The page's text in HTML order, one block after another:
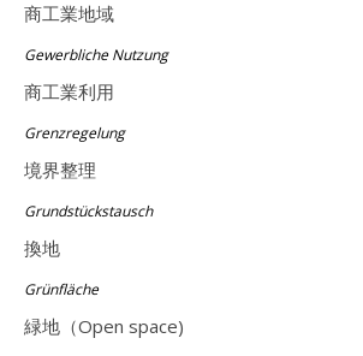
商工業地域
Gewerbliche Nutzung
商工業利用
Grenzregelung
境界整理
Grundstückstausch
換地
Grünfläche
緑地（Open space)